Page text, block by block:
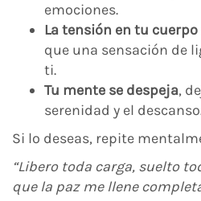
emociones.
La tensión en tu cuerpo
que una sensación de
ti.
Tu mente se despeja,
serenidad y el
Si lo deseas, repite
“Libero toda carga, suelto
que la paz me llene